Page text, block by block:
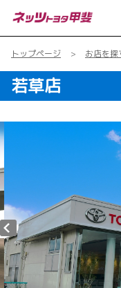
トップページ お店を探
若草店